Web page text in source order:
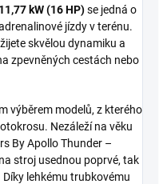
kW (16 HP)se jedná o
jízdy v terénu.
skvělou dynamiku a
zpevněných cestách nebo
výběrem modelů, z kterého
Nezáleží na věku
By Apollo Thunder –
stroj usednou poprvé, tak
lehkému trubkovému